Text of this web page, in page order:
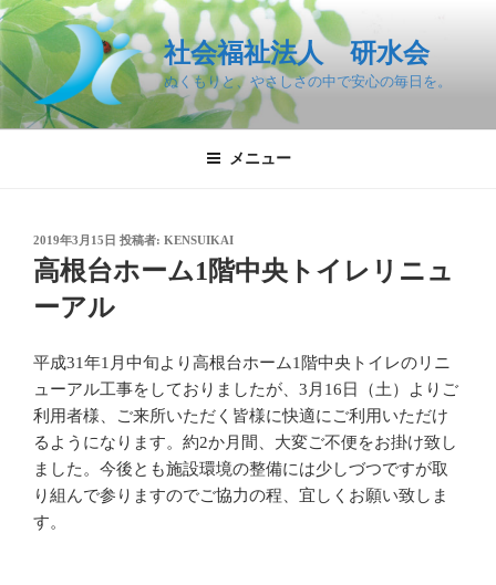
コ
テ
ン
社会福祉法人 研水会
ぬくもりと、やさしさの中で安心の毎日を。
メニュー
投
稿
日:
2019年3月15日 投稿者: KENSUIKAI
高根台ホーム1階中央トイレリニュ
ーアル
平成31年1月中旬より高根台ホーム1階中央トイレのリニ
ューアル工事をしておりましたが、3月16日（土）よりご
利用者様、ご来所いただく皆様に快適にご利用いただけ
るようになります。約2か月間、大変ご不便をお掛け致し
ました。今後とも施設環境の整備には少しづつですが取
り組んで参りますのでご協力の程、宜しくお願い致しま
す。